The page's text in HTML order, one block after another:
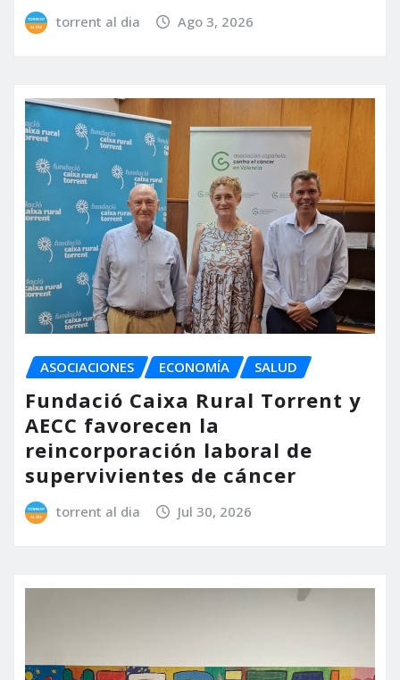
torrent al dia Ago 3, 2026
ASOCIACIONES ECONOMÍA SALUD
Fundació Caixa Rural Torrent y
AECC favorecen la
reincorporación laboral de
supervivientes de cáncer
torrent al dia Jul 30, 2026